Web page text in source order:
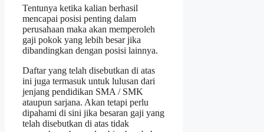
Tentunya ketika kalian berhasil
mencapai posisi penting dalam
perusahaan maka akan memperoleh
gaji pokok yang lebih besar jika
dibandingkan dengan posisi lainnya.
Daftar yang telah disebutkan di atas
ini juga termasuk untuk lulusan dari
jenjang pendidikan SMA / SMK
ataupun sarjana. Akan tetapi perlu
dipahami di sini jika besaran gaji yang
telah disebutkan di atas tidak